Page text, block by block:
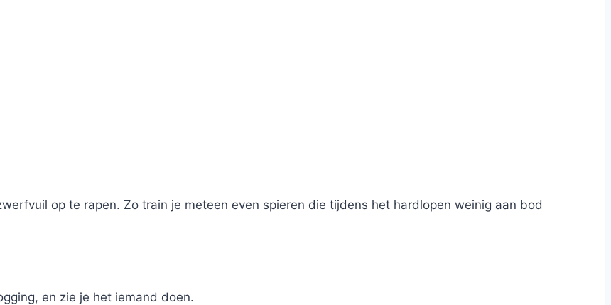
op te rapen. Zo train je meteen even spieren die tijdens het hardlopen weinig aan bod
en zie je het iemand doen.